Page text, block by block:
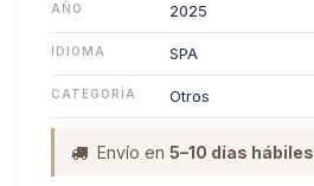
AÑO 2025
IDIOMA SPA
CATEGORÍA Otros
Envío en 5–10 días hábiles